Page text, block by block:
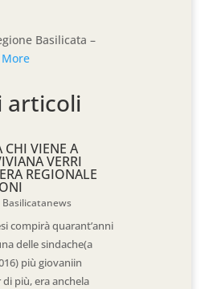
Basilicata –
More
articoli
VIENE A
VERRI
REGIONALE
Basilicatanews
compirà quarant’anni
delle sindache(a
più giovaniin
più, era anchela